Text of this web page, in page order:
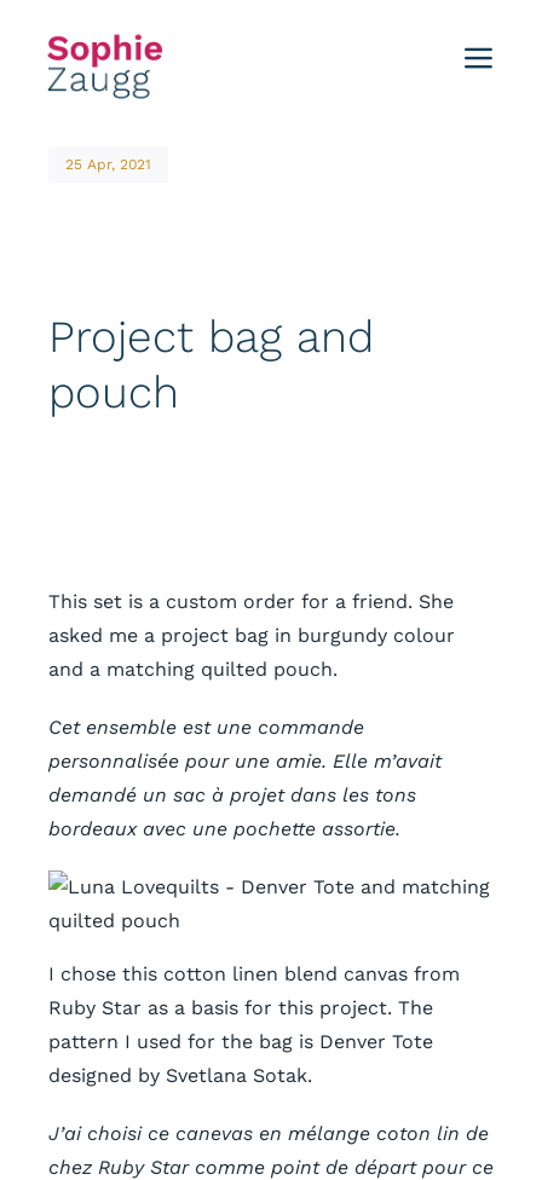
content
Portfolio
25 Apr, 2021
Project bag and
pouch
This set is a custom order for a friend. She
asked me a project bag in burgundy colour
and a matching quilted pouch.
Cet ensemble est une commande
personnalisée pour une amie. Elle m’avait
demandé un sac à projet dans les tons
bordeaux avec une pochette assortie.
I chose this cotton linen blend canvas from
Ruby Star as a basis for this project. The
pattern I used for the bag is Denver Tote
designed by Svetlana Sotak.
J’ai choisi ce canevas en mélange coton lin de
chez Ruby Star comme point de départ pour ce